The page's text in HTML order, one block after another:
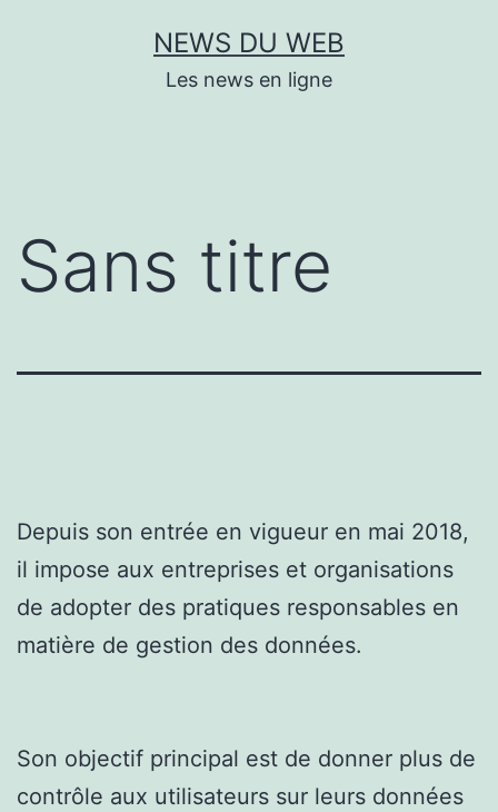
NEWS DU WEB
Les news en ligne
Sans titre
Depuis son entrée en vigueur en mai 2018,
il impose aux entreprises et organisations
de adopter des pratiques responsables en
matière de gestion des données.
Son objectif principal est de donner plus de
contrôle aux utilisateurs sur leurs données